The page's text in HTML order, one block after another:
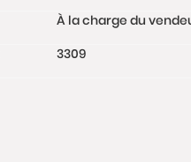
À la charge du
3309